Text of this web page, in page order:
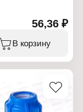
нет
присоединения:
давление: до 10
от 0 до +40
56,36 ₽
В корзину